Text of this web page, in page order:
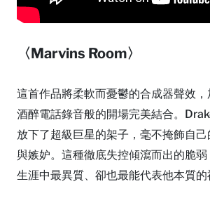
〈Marvins Room〉
這首作品將柔軟而憂鬱的合成器聲效
酒醉電話錄音般的開場完美結合。
放下了超級巨星的架子，毫不掩飾自
與嫉妒。這種徹底失控傾瀉而出的脆
生涯中最異質、卻也最能代表他本質的